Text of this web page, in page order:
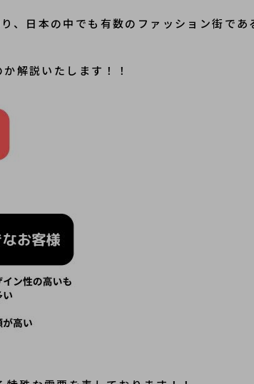
、日本の中でも有数のファッション街であ
解説いたします！！